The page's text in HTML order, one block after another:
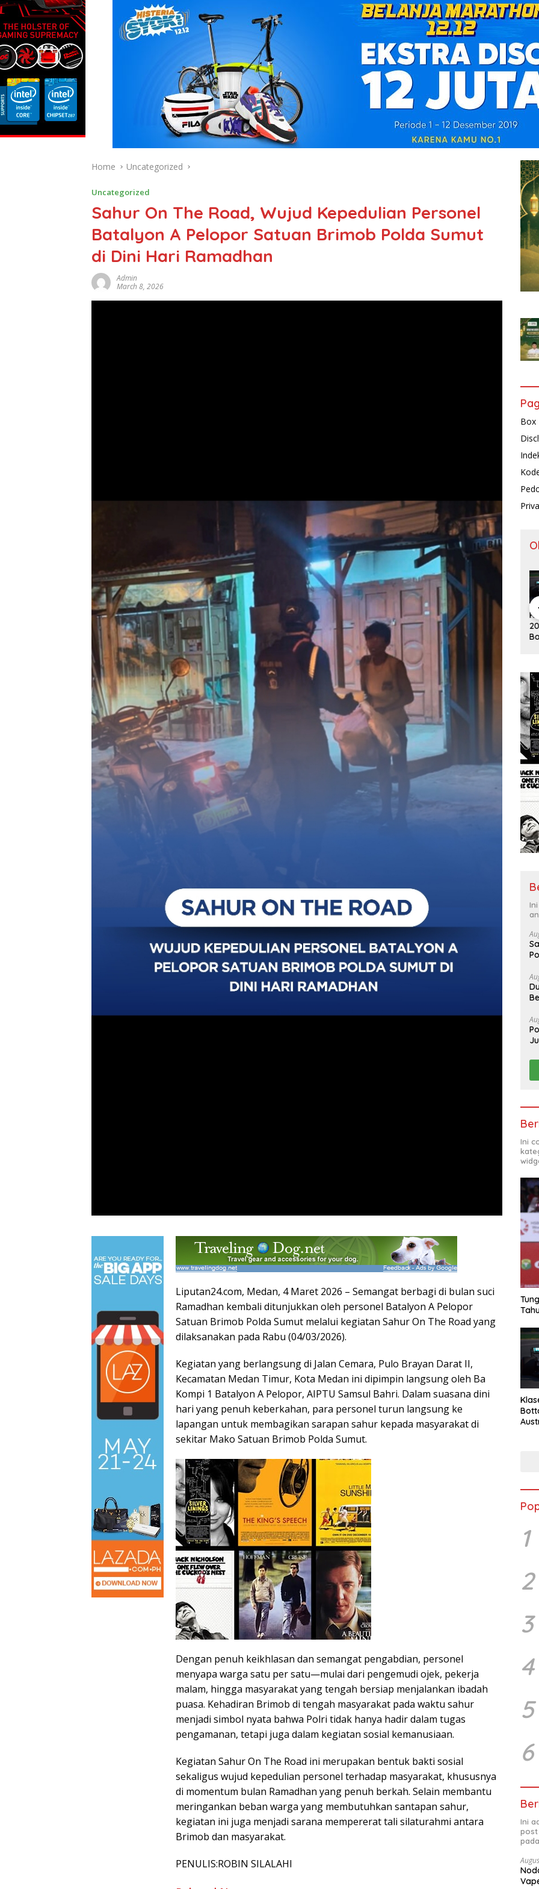
Home Uncategorized
Uncategorized
Sahur On The Road, Wujud Kepedulian Personel
Batalyon A Pelopor Satuan Brimob Polda Sumut
di Dini Hari Ramadhan
Admin
March 8, 2026
Liputan24.com, Medan, 4 Maret 2026 – Semangat berbagi di bulan suci
Ramadhan kembali ditunjukkan oleh personel Batalyon A Pelopor
Satuan Brimob Polda Sumut melalui kegiatan Sahur On The Road yang
dilaksanakan pada Rabu (04/03/2026).
Kegiatan yang berlangsung di Jalan Cemara, Pulo Brayan Darat II,
Kecamatan Medan Timur, Kota Medan ini dipimpin langsung oleh Ba
Kompi 1 Batalyon A Pelopor, AIPTU Samsul Bahri. Dalam suasana dini
hari yang penuh keberkahan, para personel turun langsung ke
lapangan untuk membagikan sarapan sahur kepada masyarakat di
sekitar Mako Satuan Brimob Polda Sumut.
Dengan penuh keikhlasan dan semangat pengabdian, personel
menyapa warga satu per satu—mulai dari pengemudi ojek, pekerja
malam, hingga masyarakat yang tengah bersiap menjalankan ibadah
puasa. Kehadiran Brimob di tengah masyarakat pada waktu sahur
menjadi simbol nyata bahwa Polri tidak hanya hadir dalam tugas
pengamanan, tetapi juga dalam kegiatan sosial kemanusiaan.
Kegiatan Sahur On The Road ini merupakan bentuk bakti sosial
sekaligus wujud kepedulian personel terhadap masyarakat, khususnya
di momentum bulan Ramadhan yang penuh berkah. Selain membantu
meringankan beban warga yang membutuhkan santapan sahur,
kegiatan ini juga menjadi sarana mempererat tali silaturahmi antara
Brimob dan masyarakat.
PENULIS:ROBIN SILALAHI
Box
Tontowi
Ahmad/Liliy
ana Natsir
Sabet Gelar
Juara Dunia
Kedua
Pergantian
Jitu Luis
Milla yang
Mengantar
Indonesia
ke Semifinal
Tunggal
Putra
Paceklik
Gelar All
England 25
Tahun, Ini
Saran Untuk
Jonatan
dkk
Klasemen F1
2019 Usai
Bottas
Menangi GP
Ahmad/Liliy
ana Natsir
Sabet Gelar
Juara Dunia
Kedua
Pergantian
Jitu Luis
Mengantar
Indonesia
ke Semifinal
Tunggal
Putra
Ini
1
2
3
4
5
6
Ini
post